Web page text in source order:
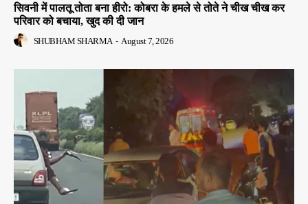
सिवनी में पालतू तोता बना हीरो: कोबरा के हमले से तोते ने चीख चीख कर
परिवार को बचाया, खुद की दी जान
SHUBHAM SHARMA - August 7, 2026